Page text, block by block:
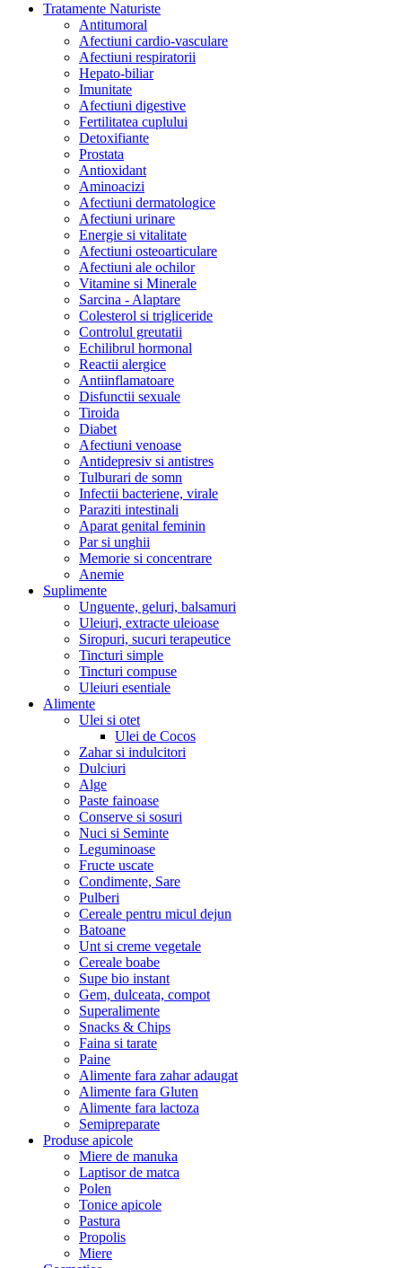
Tratamente Naturiste
Antitumoral
Afectiuni cardio-vasculare
Afectiuni respiratorii
Hepato-biliar
Imunitate
Afectiuni digestive
Fertilitatea cuplului
Detoxifiante
Prostata
Antioxidant
Aminoacizi
Afectiuni dermatologice
Afectiuni urinare
Energie si vitalitate
Afectiuni osteoarticulare
Afectiuni ale ochilor
Vitamine si Minerale
Sarcina - Alaptare
Colesterol si trigliceride
Controlul greutatii
Echilibrul hormonal
Reactii alergice
Antiinflamatoare
Disfunctii sexuale
Tiroida
Diabet
Afectiuni venoase
Antidepresiv si antistres
Tulburari de somn
Infectii bacteriene, virale
Paraziti intestinali
Aparat genital feminin
Par si unghii
Memorie si concentrare
Anemie
Suplimente
Unguente, geluri, balsamuri
Uleiuri, extracte uleioase
Siropuri, sucuri terapeutice
Tincturi simple
Tincturi compuse
Uleiuri esentiale
Alimente
Ulei si otet
Ulei de Cocos
Zahar si indulcitori
Dulciuri
Alge
Paste fainoase
Conserve si sosuri
Nuci si Seminte
Leguminoase
Fructe uscate
Condimente, Sare
Pulberi
Cereale pentru micul dejun
Batoane
Unt si creme vegetale
Cereale boabe
Supe bio instant
Gem, dulceata, compot
Superalimente
Snacks & Chips
Faina si tarate
Paine
Alimente fara zahar adaugat
Alimente fara Gluten
Alimente fara lactoza
Semipreparate
Produse apicole
Miere de manuka
Laptisor de matca
Polen
Tonice apicole
Pastura
Propolis
Miere